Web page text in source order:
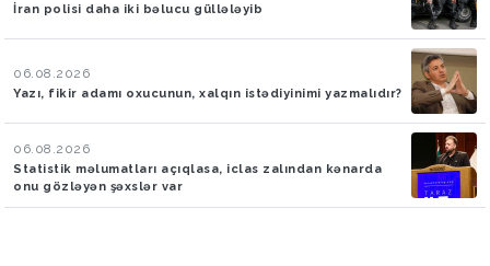
İran polisi daha iki bəlucu güllələyib
06.08.2026
Yazı, fikir adamı oxucunun, xalqın istədiyinimi yazmalıdır?
06.08.2026
Statistik məlumatları açıqlasa, iclas zalından kənarda
onu gözləyən şəxslər var